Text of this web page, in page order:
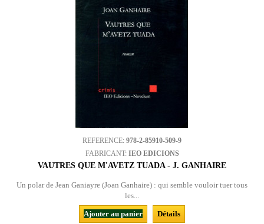
REFERENCE: 978-2-85910-509-9
FABRICANT: IEO EDICIONS
VAUTRES QUE M'AVETZ TUADA - J. GANHAIRE
Un polar de Jean Ganiayre (Joan Ganhaire) : qui semble vouloir tuer tous
les...
Ajouter au panier Détails